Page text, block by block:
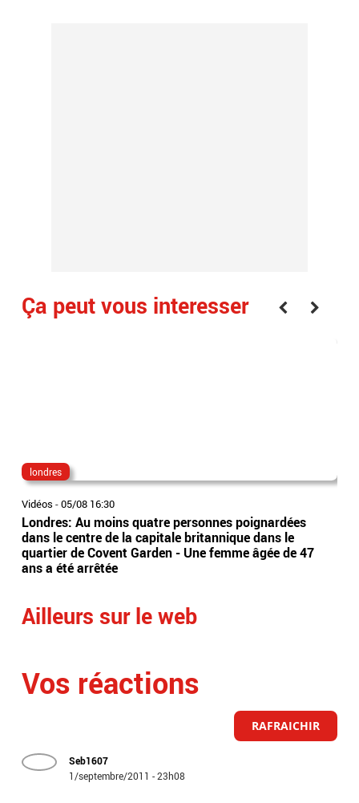
Ça peut vous interesser
londres
Vidéos -05/08 16:30
Londres: Au moins quatre personnes poignardées
dans le centre de la capitale britannique dans le
quartier de Covent Garden - Une femme âgée de 47
ans a été arrêtée
Ailleurs sur le web
Vos réactions
RAFRAICHIR
Seb1607
1/septembre/2011 - 23h08